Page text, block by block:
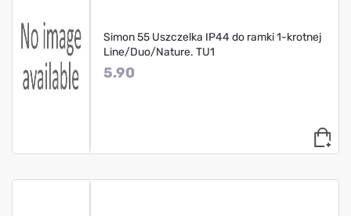
Simon 55 Uszczelka IP44 do ramki 1-krotnej
Line/Duo/Nature. TU1
5.90